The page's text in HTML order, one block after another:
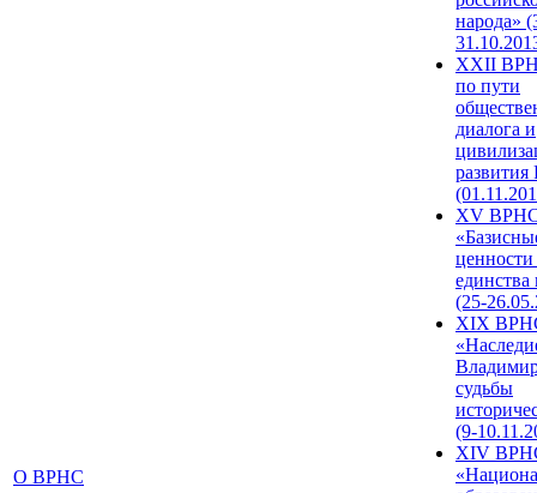
О ВРНС
народа»
XXII
по пути
диалога и
развития
XV
единства
(25-
XIX
судьбы
(9-
XIV